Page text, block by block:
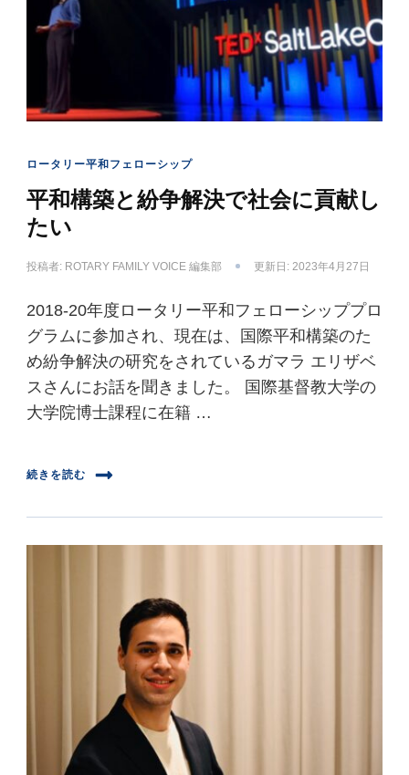
ロータリー平和フェローシップ
平和構築と紛争解決で社会に貢献し
たい
投稿者: ROTARY FAMILY VOICE 編集部 更新日: 2023年4月27日
2018-20年度ロータリー平和フェローシッププロ
グラムに参加され、現在は、国際平和構築のた
め紛争解決の研究をされているガマラ エリザベ
スさんにお話を聞きました。 国際基督教大学の
大学院博士課程に在籍 …
続きを読む